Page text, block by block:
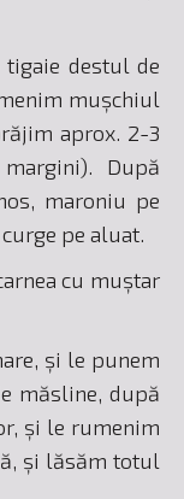
destul de
mușchiul
aprox. 2-3
După
maroniu pe
pe aluat.
cu muștar
și le punem
măsline, după
și le rumenim
și lăsăm totul